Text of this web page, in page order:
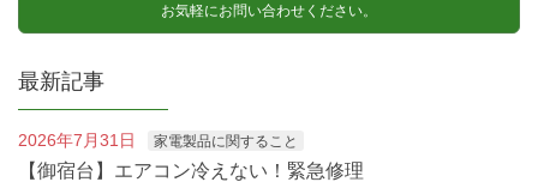
お気軽にお問い合わせください。
最新記事
2026年7月31日 家電製品に関すること
【御宿台】エアコン冷えない！緊急修理